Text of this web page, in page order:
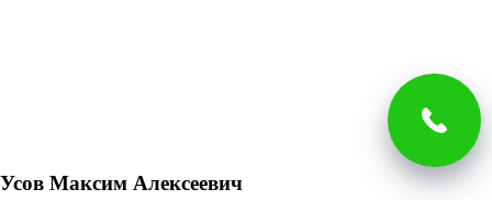
Усов Максим Алексеевич